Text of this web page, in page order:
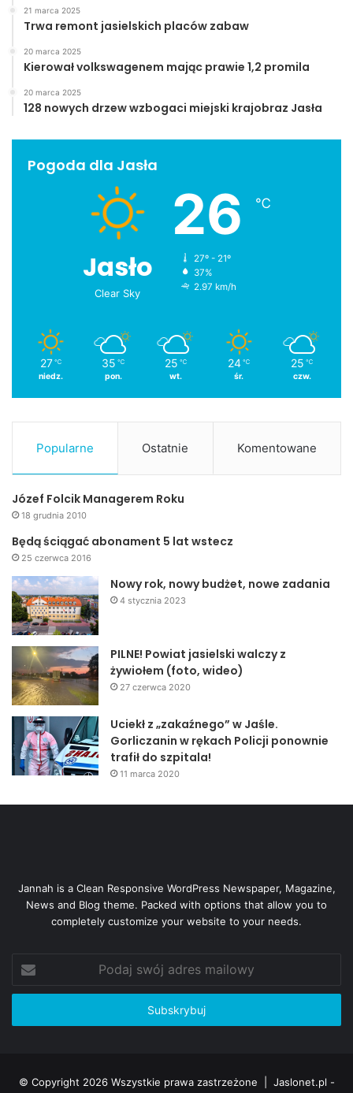
21 marca 2025
Trwa remont jasielskich placów zabaw
20 marca 2025
Kierował volkswagenem mając prawie 1,2 promila
20 marca 2025
128 nowych drzew wzbogaci miejski krajobraz Jasła
Pogoda dla Jasła
Jasło
Clear Sky
26 ℃
27º - 21º
37%
2.97 km/h
27 ℃
niedz.
35 ℃
pon.
25 ℃
wt.
24 ℃
śr.
25 ℃
czw.
Popularne Ostatnie Komentowane
Józef Folcik Managerem Roku
18 grudnia 2010
Będą ściągać abonament 5 lat wstecz
25 czerwca 2016
Nowy rok, nowy budżet, nowe zadania
4 stycznia 2023
PILNE! Powiat jasielski walczy z
żywiołem (foto, wideo)
27 czerwca 2020
Uciekł z „zakaźnego” w Jaśle.
Gorliczanin w rękach Policji ponownie
trafił do szpitala!
11 marca 2020
Jannah is a Clean Responsive WordPress Newspaper, Magazine,
News and Blog theme. Packed with options that allow you to
completely customize your website to your needs.
swój
adres
© Copyright 2026 Wszystkie prawa zastrzeżone | Jaslonet.pl -